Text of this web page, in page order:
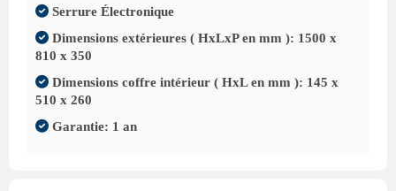
Serrure Électronique
Dimensions extérieures ( HxLxP en mm ): 1500 x
810 x 350
Dimensions coffre intérieur ( HxL en mm ): 145 x
510 x 260
Garantie: 1 an